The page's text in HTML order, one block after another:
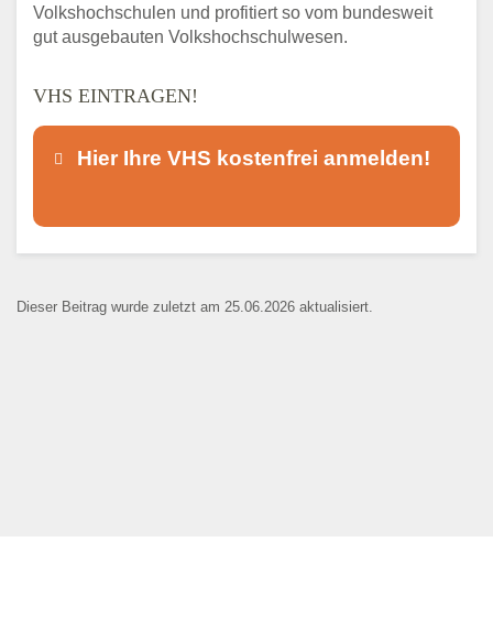
Volkshochschulen und profitiert so vom bundesweit
gut ausgebauten Volkshochschulwesen.
VHS EINTRAGEN!
Hier Ihre VHS kostenfrei anmelden!
Kontaktaufnahme und ist nicht
Dieser Beitrag wurde zuletzt am 25.06.2026 aktualisiert.